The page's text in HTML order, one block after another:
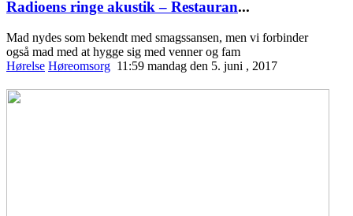
Radioens ringe akustik – Restauran...
Mad nydes som bekendt med smagssansen, men vi forbinder
også mad med at hygge sig med venner og fam
Hørelse Høreomsorg 11:59 mandag den 5. juni , 2017